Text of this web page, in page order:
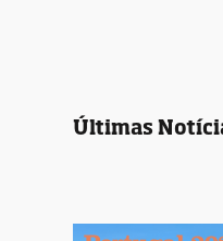
Últimas